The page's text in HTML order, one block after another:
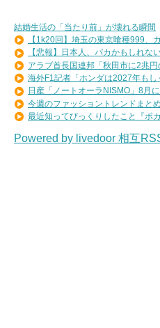
結婚生活の「当たり前」が壊れる瞬間
【1k20回】埼玉の東京喰種999、
【悲報】日本人、バカかもしれな
アラブ首長国連邦「秋田市に2兆円
海外F1記者「ホンダは2027年もし
日産「ノートオーラNISMO」8月
今週のファッショントレンドまと
最近知ってびっくりしたこと『ポ
Powered by livedoor 相互